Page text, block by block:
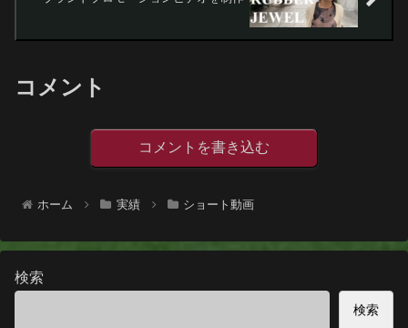
コメント
コメントを書き込む
ホーム 実績 ショート動画
検索
検索